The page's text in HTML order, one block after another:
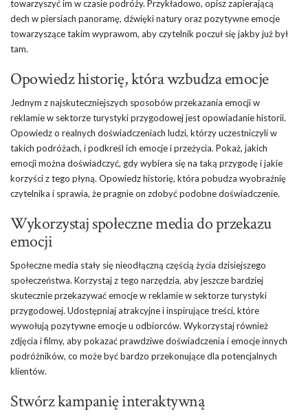
towarzyszyć im w czasie podróży. Przykładowo, opisz zapierającą
dech w piersiach panoramę, dźwięki natury oraz pozytywne emocje
towarzyszące takim wyprawom, aby czytelnik poczuł się jakby już był
tam.
Opowiedz historię, która wzbudza emocje
Jednym z najskuteczniejszych sposobów przekazania emocji w
reklamie w sektorze turystyki przygodowej jest opowiadanie historii.
Opowiedz o realnych doświadczeniach ludzi, którzy uczestniczyli w
takich podróżach, i podkreśl ich emocje i przeżycia. Pokaż, jakich
emocji można doświadczyć, gdy wybiera się na taką przygodę i jakie
korzyści z tego płyną. Opowiedz historię, która pobudza wyobraźnię
czytelnika i sprawia, że ​​pragnie on zdobyć podobne doświadczenie.
Wykorzystaj społeczne media do przekazu
emocji
Społeczne media stały się nieodłączną częścią życia dzisiejszego
społeczeństwa. Korzystaj z tego narzędzia, aby jeszcze bardziej
skutecznie przekazywać emocje w reklamie w sektorze turystyki
przygodowej. Udostępniaj atrakcyjne i inspirujące treści, które
wywołują pozytywne emocje u odbiorców. Wykorzystaj również
zdjęcia i filmy, aby pokazać prawdziwe doświadczenia i emocje innych
podróżników, co może być bardzo przekonujące dla potencjalnych
klientów.
Stwórz kampanię interaktywną